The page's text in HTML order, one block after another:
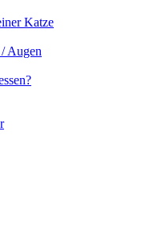
Katze
Augen